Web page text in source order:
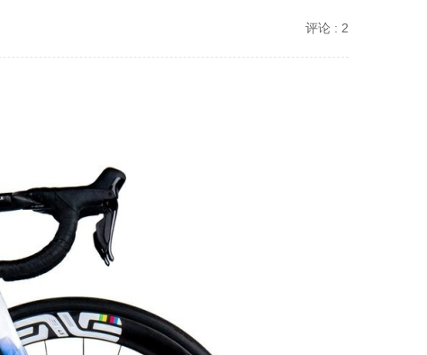
评论 : 2